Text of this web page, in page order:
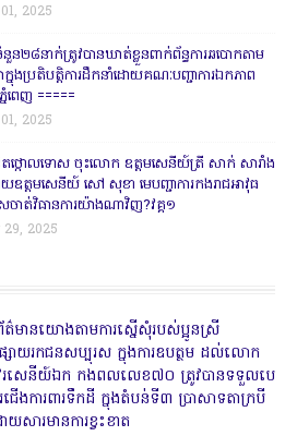
2025
២៨នាក់ត្រូវបានឃាត់ខ្លួនពាក់ព័ន្ធការឆបោកតាម
ាក្នុងប្រតិបត្តិការដឹកនាំដោយគណៈបញ្ជាការឯកភាព
នំពេញ ‎=====
2025
ខិតថ្កោលទោស ចុះលោក ឧត្តមសេនីយ៍ត្រី សាក់ សារាំង
ឧត្តមសេនីយ៍ សៅ សុខា មេបញ្ជាការកងរាជអាវុធ
សចាត់វិធានការយ៉ាងណាវិញ?វគ្គ១
2025
ត៌មានយោងតាមការស្នើសុំរបស់ប្អូនស្រី
ផ្សាយរកជនសប្បុរស ក្នុងការឧបត្ថម ដល់លោក
សេនីយ៍ឯក កងពលលេខ៧០ ត្រូវបានទទួលបេ
ងការពារទឹកដី ក្នុងតំបន់ទី៣ ប្រាសាទតាក្របី
សារមានការខ្វះខាត